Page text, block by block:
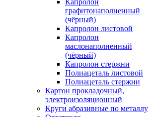
Капролон
графитонаполненный
(чёрный)
Капролон листовой
Капролон
маслонаполненный
(чёрный)
Капролон стержни
Полиацеталь листовой
Полиацеталь стержни
Картон прокладочный,
электроизоляционный
Круги абразивные по металлу